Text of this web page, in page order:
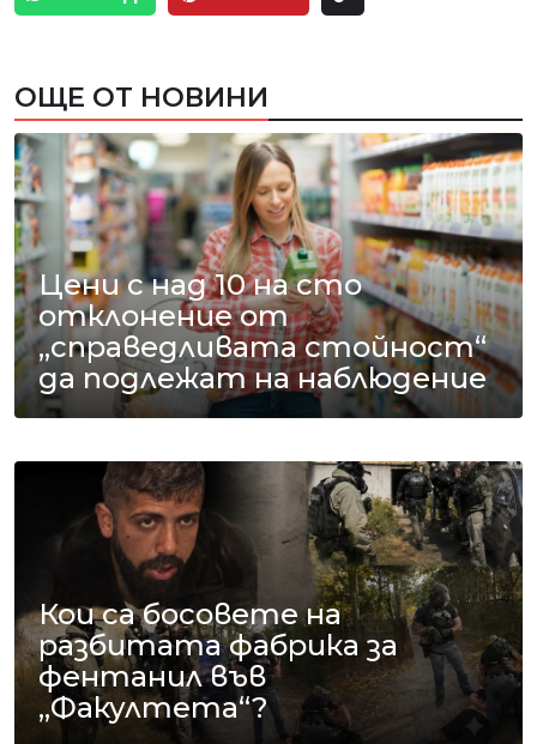
ОЩЕ ОТ НОВИНИ
Цени с над 10 на сто
отклонение от
„справедливата стойност“
да подлежат на наблюдение
Кои са босовете на
разбитата фабрика за
фентанил във
„Факултета“?